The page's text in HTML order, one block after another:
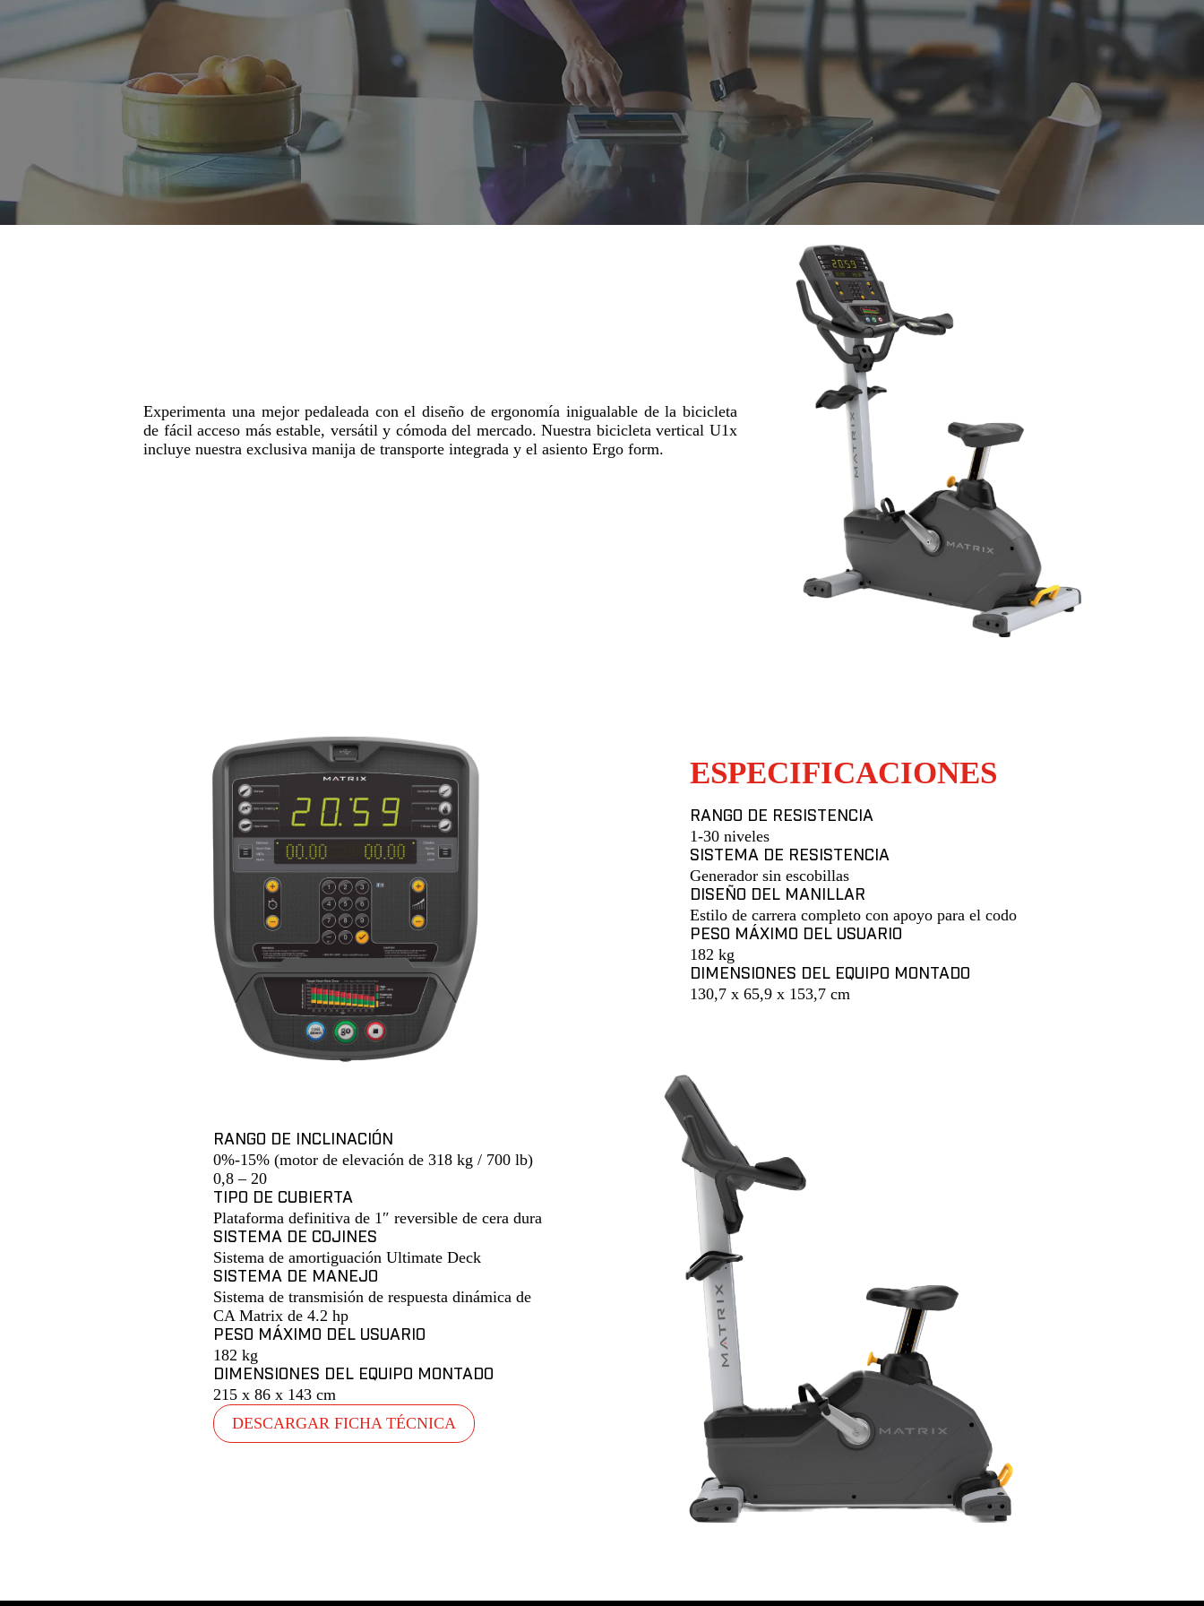
Experimenta una mejor pedaleada con el diseño de ergonomía inigualable de la bicicleta
de fácil acceso más estable, versátil y cómoda del mercado. Nuestra bicicleta vertical U1x
incluye nuestra exclusiva manija de transporte integrada y el asiento Ergo form.
ESPECIFICACIONES
RANGO DE RESISTENCIA
1-30 niveles
SISTEMA DE RESISTENCIA
Generador sin escobillas
DISEÑO DEL MANILLAR
Estilo de carrera completo con apoyo para el codo
PESO MÁXIMO DEL USUARIO
182 kg
DIMENSIONES DEL EQUIPO MONTADO
130,7 x 65,9 x 153,7 cm
RANGO DE INCLINACIÓN
0%-15% (motor de elevación de 318 kg / 700 lb)
0,8 – 20
TIPO DE CUBIERTA
Plataforma definitiva de 1″ reversible de cera dura
SISTEMA DE COJINES
Sistema de amortiguación Ultimate Deck
SISTEMA DE MANEJO
Sistema de transmisión de respuesta dinámica de
CA Matrix de 4.2 hp
PESO MÁXIMO DEL USUARIO
182 kg
DIMENSIONES DEL EQUIPO MONTADO
215 x 86 x 143 cm
DESCARGAR FICHA TÉCNICA